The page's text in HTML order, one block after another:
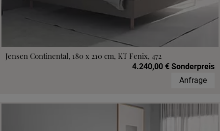
Jensen Continental, 180 x 210 cm, KT Fenix, 472
4.240,00 € Sonderpreis
Anfrage